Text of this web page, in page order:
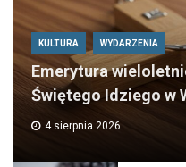
KULTURA WYDARZENIA
Emerytura
Świętego Idziego w
4 sierpnia 2026